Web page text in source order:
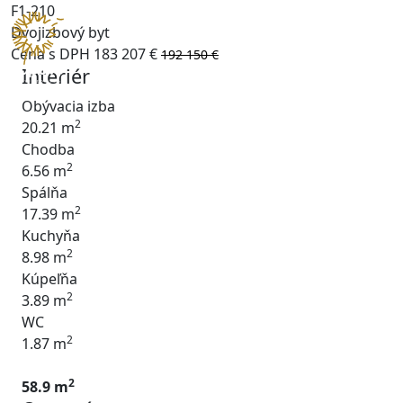
F1-210
Dvojizbový byt
Cena s DPH 183 207 € 192 150 €
Interiér
Obývacia izba
20.21 m2
Chodba
6.56 m2
Spálňa
17.39 m2
Kuchyňa
8.98 m2
Kúpeľňa
3.89 m2
WC
1.87 m2
58.9 m2